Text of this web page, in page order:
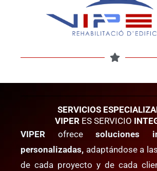
SERVICIOS
VIPERES SERVICIO
VIPER ofrece soluciones
personalizadas, adaptándose a
de cada proyecto y de cada